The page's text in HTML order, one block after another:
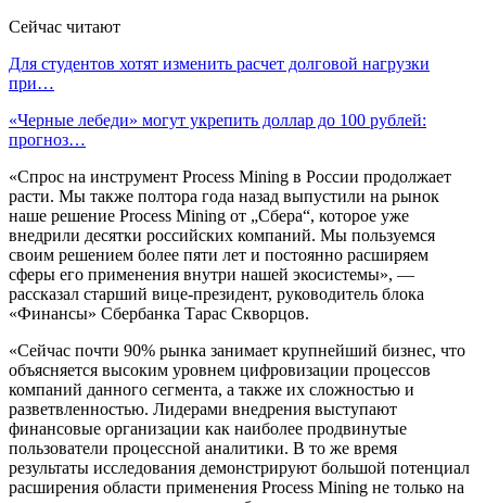
Сейчас читают
Для студентов хотят изменить расчет долговой нагрузки
при…
«Черные лебеди» могут укрепить доллар до 100 рублей:
прогноз…
«Спрос на инструмент Process Mining в России продолжает
расти. Мы также полтора года назад выпустили на рынок
наше решение Process Mining от „Сбера“, которое уже
внедрили десятки российских компаний. Мы пользуемся
своим решением более пяти лет и постоянно расширяем
сферы его применения внутри нашей экосистемы», —
рассказал старший вице-президент, руководитель блока
«Финансы» Сбербанка Тарас Скворцов.
«Сейчас почти 90% рынка занимает крупнейший бизнес, что
объясняется высоким уровнем цифровизации процессов
компаний данного сегмента, а также их сложностью и
разветвленностью. Лидерами внедрения выступают
финансовые организации как наиболее продвинутые
пользователи процессной аналитики. В то же время
результаты исследования демонстрируют большой потенциал
расширения области применения Process Mining не только на